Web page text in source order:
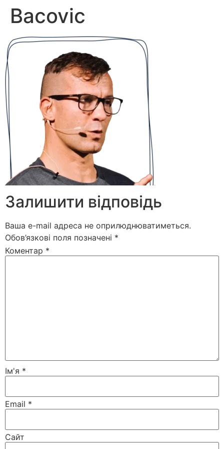
Bacovic
Залишити відповідь
Ваша e-mail адреса не оприлюднюватиметься.
Обов’язкові поля позначені *
Коментар *
Ім'я *
Email *
Сайт